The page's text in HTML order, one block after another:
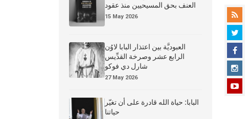
العنف بحق المسيحيين منذ عقود
15 May 2026
العبوديَّة بين اعتذار البابا لاوُن
الرابع عشر وصرخة القدِّيس
شارل دي فوكو
27 May 2026
البابا: حياة الله قادرة على أن تغيّر
حياتنا